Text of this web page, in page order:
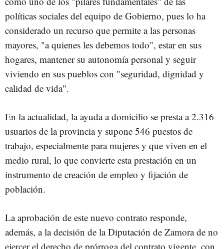
políticas sociales del equipo de Gobierno, pues lo ha
considerado un recurso que permite a las personas
mayores, "a quienes les debemos todo", estar en sus
hogares, mantener su autonomía personal y seguir
viviendo en sus pueblos con "seguridad, dignidad y
calidad de vida".
En la actualidad, la ayuda a domicilio se presta a 2.316
usuarios de la provincia y supone 546 puestos de
trabajo, especialmente para mujeres y que viven en el
medio rural, lo que convierte esta prestación en un
instrumento de creación de empleo y fijación de
población.
La aprobación de este nuevo contrato responde,
además, a la decisión de la Diputación de Zamora de no
ejercer el derecho de prórroga del contrato vigente, con